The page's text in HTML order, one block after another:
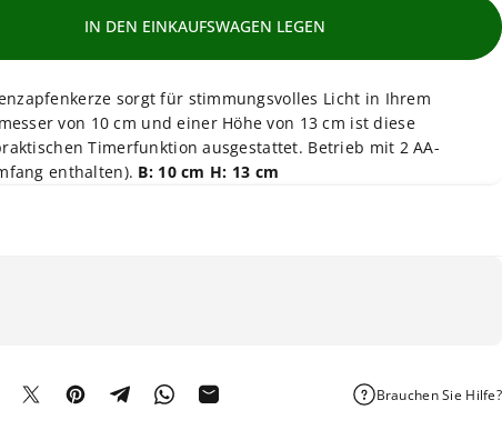
IN DEN EINKAUFSWAGEN LEGEN
sorgt für stimmungsvolles Licht in Ihrem
von 10 cm und einer Höhe von 13 cm ist diese
Timerfunktion ausgestattet. Betrieb mit 2 AA-
enthalten). B: 10 cm H: 13 cm
Facebook teilen
Auf X teilenAuf Pinterest pinnen
Auf Telegram teilen
Auf WhatsApp teilen
Per E-Mail teilen Brauchen Sie Hilfe?